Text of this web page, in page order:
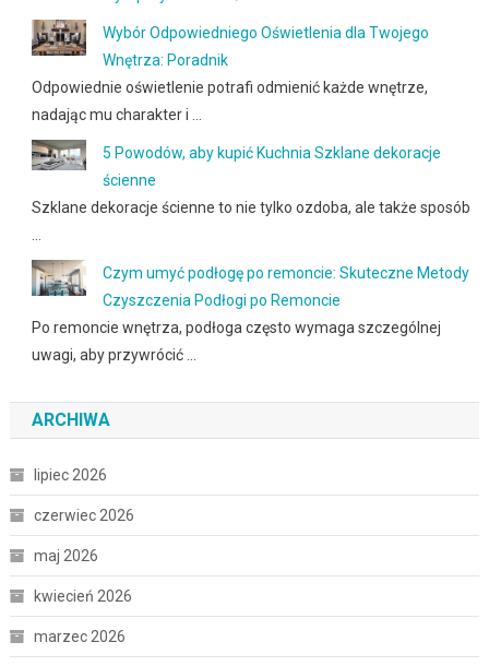
Wybór Odpowiedniego Oświetlenia dla Twojego
Wnętrza: Poradnik
Odpowiednie oświetlenie potrafi odmienić każde wnętrze,
nadając mu charakter i …
5 Powodów, aby kupić Kuchnia Szklane dekoracje
ścienne
Szklane dekoracje ścienne to nie tylko ozdoba, ale także sposób
Czym umyć podłogę po remoncie: Skuteczne Metody
Czyszczenia Podłogi po Remoncie
Po remoncie wnętrza, podłoga często wymaga szczególnej
uwagi, aby przywrócić …
ARCHIWA
lipiec 2026
czerwiec 2026
maj 2026
kwiecień 2026
marzec 2026